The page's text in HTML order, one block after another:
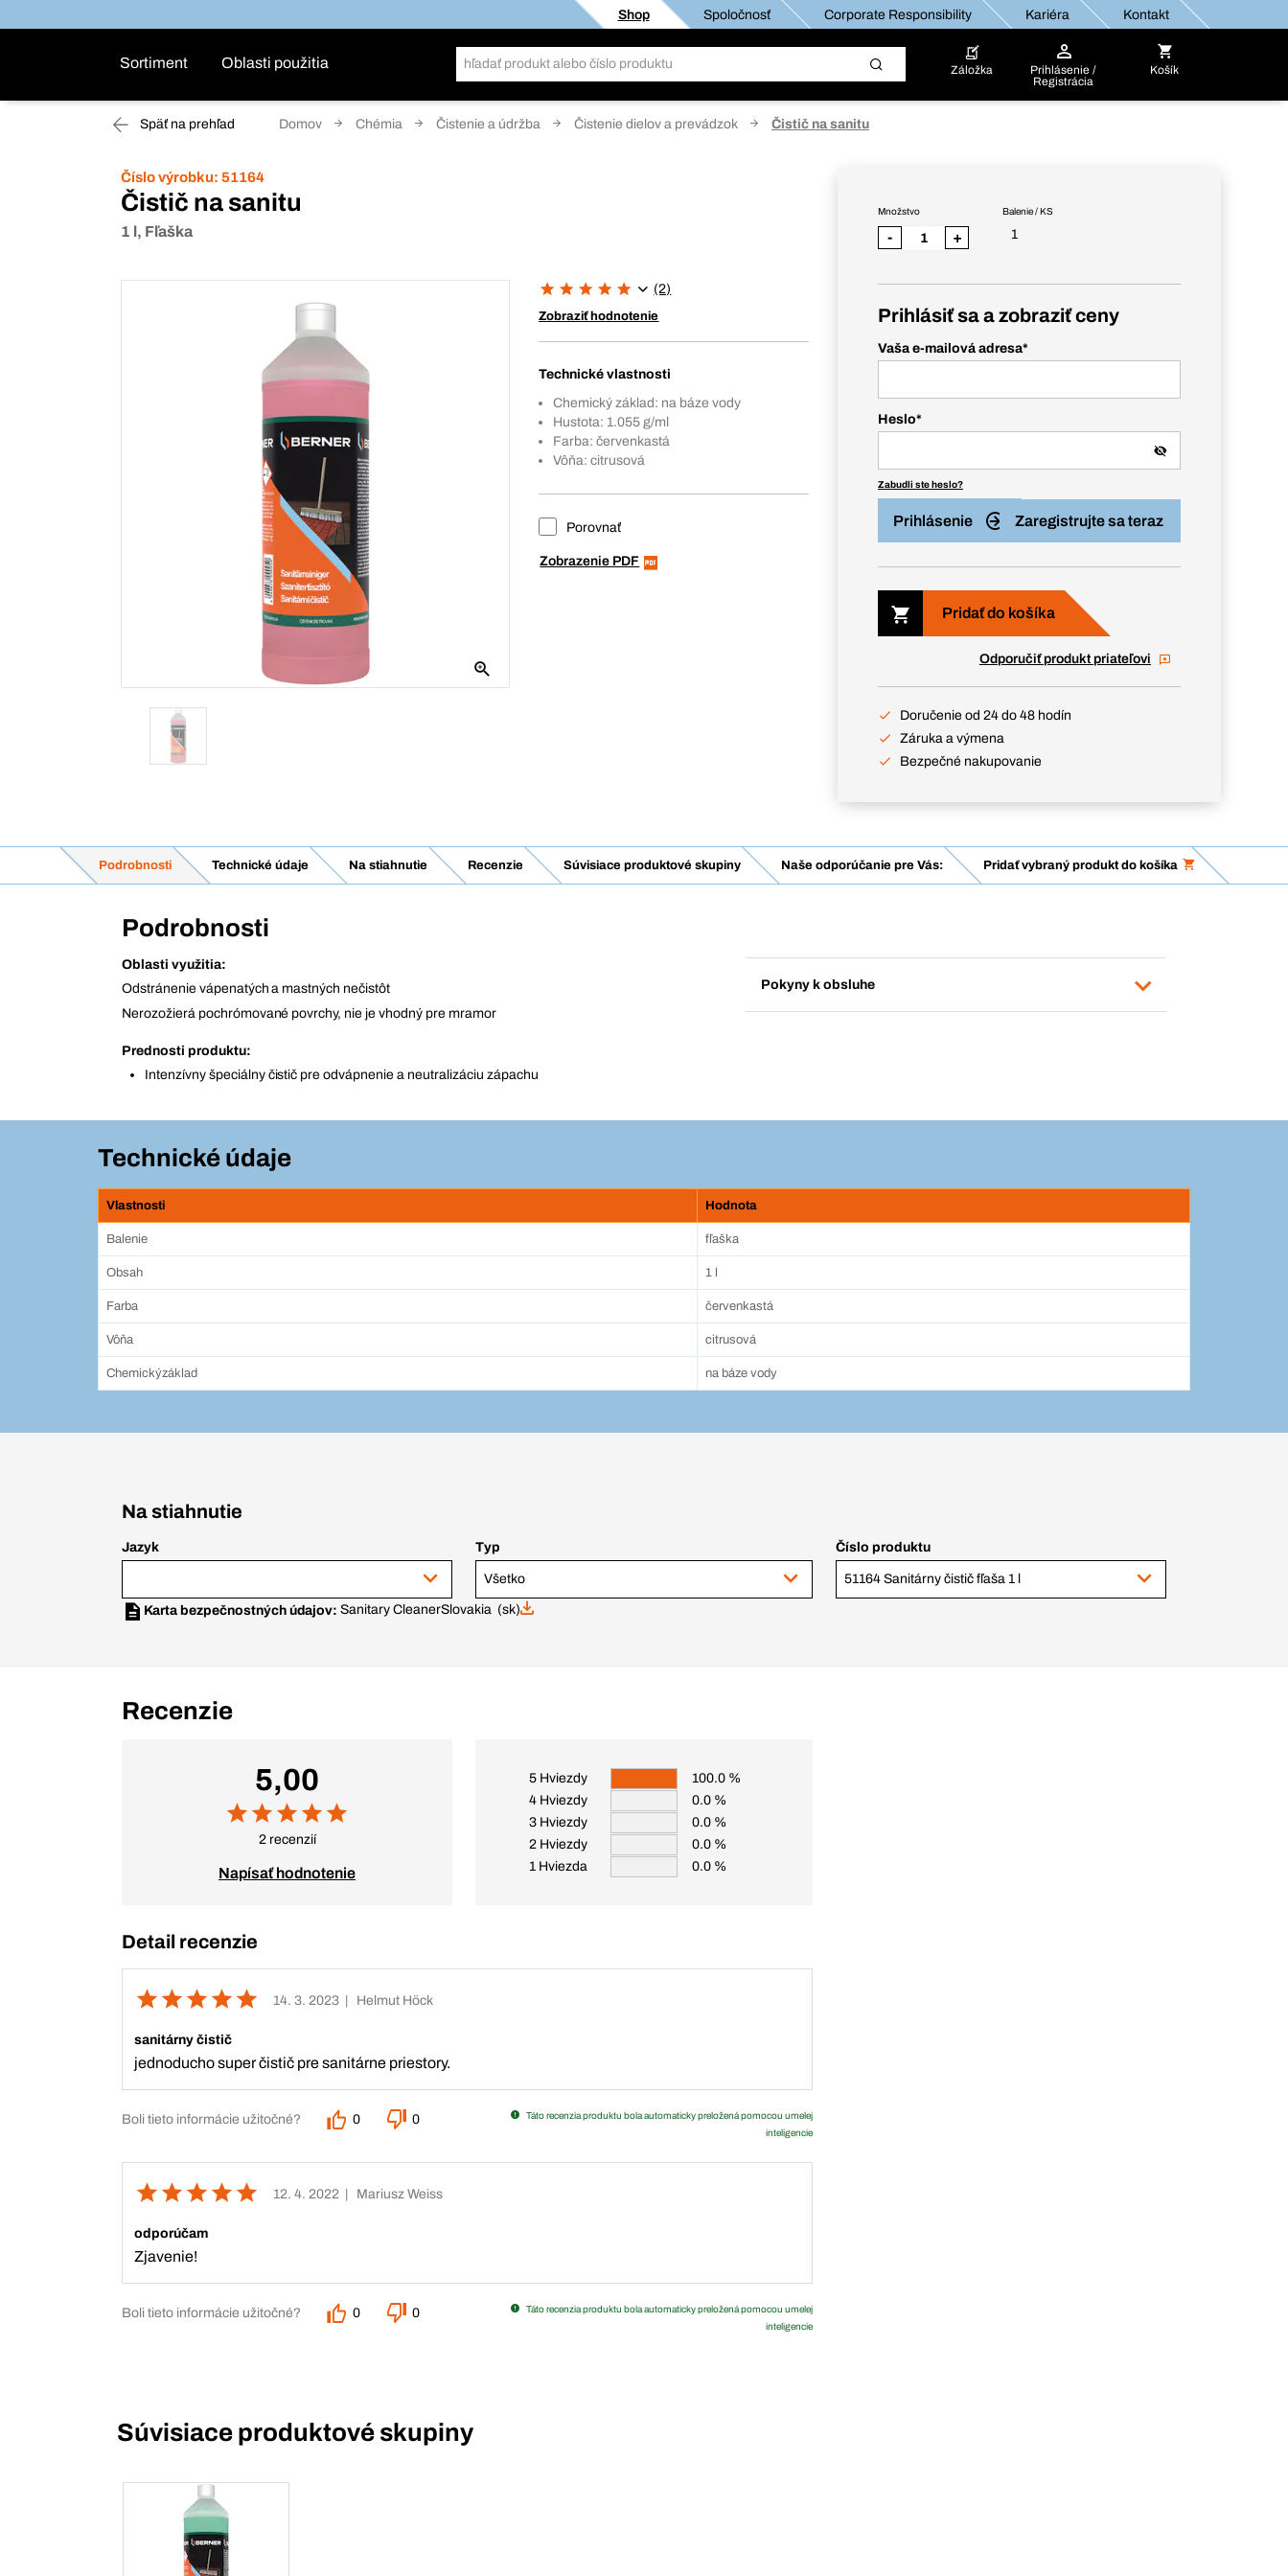
Shop Spoločnosť Corporate Responsibility Kariéra Kontakt
Sortiment Oblasti použitia Záložka
Prihlásenie /
Registrácia
Košík
Späť na prehľad Domov Chémia Čistenie a údržba Čistenie dielov a prevádzok Čistič na sanitu
Číslo výrobku: 51164
Čistič na sanitu
1 l, Fľaška
(2)
Zobraziť hodnotenie
Technické vlastnosti
Chemický základ: na báze vody
Hustota: 1.055 g/ml
Farba: červenkastá
Vôňa: citrusová
Porovnať
Zobrazenie PDF
Balenie / KS
1
Množstvo
- +
Prihlásiť sa a zobraziť ceny
Vaša e-mailová adresa*
Heslo*
Zabudli ste heslo?
Prihlásenie Zaregistrujte sa teraz
Pridať do košíka
Odporučiť produkt priateľovi
Doručenie od 24 do 48 hodín
Záruka a výmena
Bezpečné nakupovanie
Podrobnosti Technické údaje Na stiahnutie Recenzie Súvisiace produktové skupiny Naše odporúčanie pre Vás: Pridať vybraný produkt do košíka
Podrobnosti
Oblasti využitia:
Odstránenie vápenatých a mastných nečistôt
Nerozožierá pochrómované povrchy, nie je vhodný pre mramor
Prednosti produktu:
Intenzívny špeciálny čistič pre odvápnenie a neutralizáciu zápachu
Pokyny k obsluhe
Technické údaje
Vlastnosti Hodnota
Balenie fľaška
Obsah 1 l
Farba červenkastá
Vôňa citrusová
Chemickýzáklad na báze vody
Na stiahnutie
Jazyk Typ
Všetko
Číslo produktu
51164 Sanitárny čistič fľaša 1 l
Karta bezpečnostných údajov:Sanitary CleanerSlovakia (sk)
Recenzie
5,00
2 recenzií
Napísať hodnotenie
5 Hviezdy
100.0 %
4 Hviezdy
0.0 %
3 Hviezdy
0.0 %
2 Hviezdy
0.0 %
1 Hviezda
0.0 %
Detail recenzie
14. 3. 2023 | Helmut Höck
sanitárny čistič
jednoducho super čistič pre sanitárne priestory.
Boli tieto informácie užitočné? 0 0
Táto recenzia produktu bola automaticky preložená pomocou umelej
inteligencie
12. 4. 2022 | Mariusz Weiss
odporúčam
Zjavenie!
Boli tieto informácie užitočné? 0 0
Táto recenzia produktu bola automaticky preložená pomocou umelej
inteligencie
Súvisiace produktové skupiny